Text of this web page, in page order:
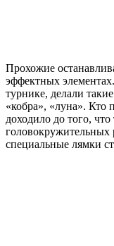
Прохожие
эффектных
турнике, делали
«кобра», «луна». Кто
доходило до того,
головокружительных
специальные лямки